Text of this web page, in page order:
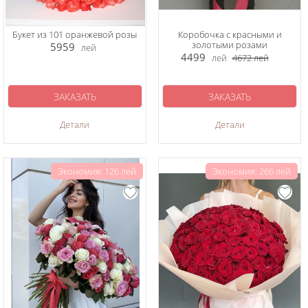
Букет из 101 оранжевой розы
5959 лей
Детали
ЗАКАЗАТЬ
Коробочка с красными и
золотыми розами
4499 лей 4672лей
Детали
ЗАКАЗАТЬ
Экономия: 126 лей Экономия: 266 лей